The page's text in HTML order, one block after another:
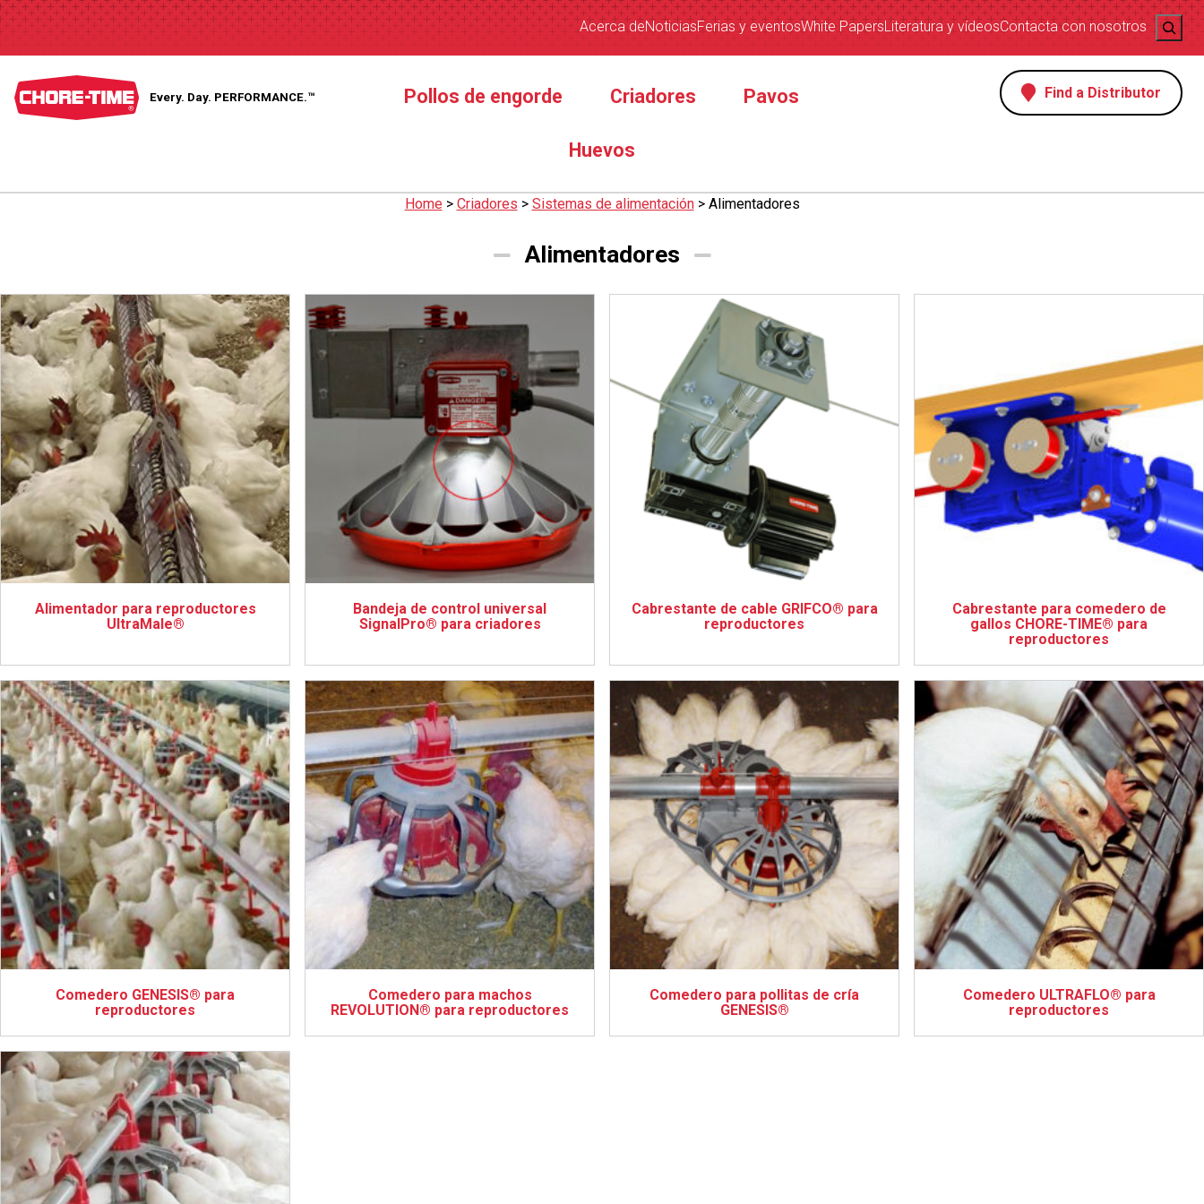
Acerca deNoticiasFerias y eventosWhite PapersLiteratura y vídeosContacta con nosotros Search
Every. Day. PERFORMANCE.™ Pollos de engorde Criadores Pavos
Huevos
Find a Distributor
Home> Criadores > Sistemas de alimentación> Alimentadores
Alimentadores
Alimentador para reproductores
UltraMale®
Bandeja de control universal
SignalPro® para criadores
Cabrestante de cable GRIFCO® para
reproductores
Cabrestante para comedero de
gallos CHORE-TIME® para
reproductores
Comedero GENESIS® para
reproductores
Comedero para machos
REVOLUTION® para reproductores
Comedero para pollitas de cría
GENESIS®
Comedero ULTRAFLO® para
reproductores